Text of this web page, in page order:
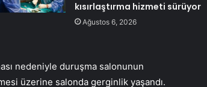
kısırlaştırma hizmeti sürüyor
Ağustos 6, 2026
nedeniyle duruşma salonunun
üzerine salonda gerginlik yaşandı.